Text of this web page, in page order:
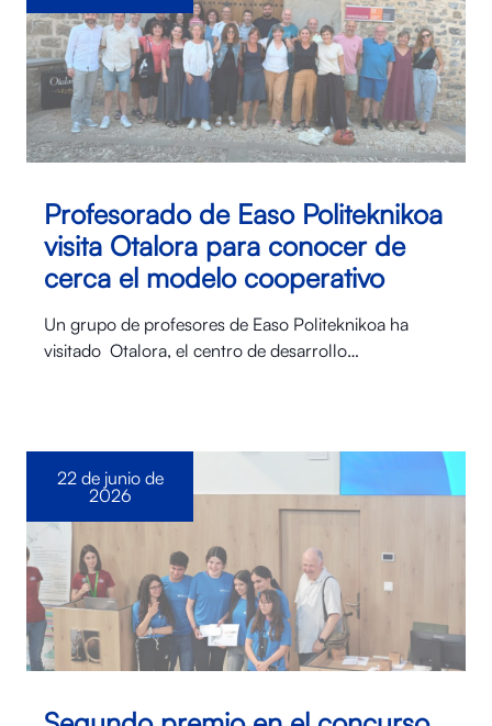
Profesorado de Easo Politeknikoa
visita Otalora para conocer de
cerca el modelo cooperativo
Un grupo de profesores de Easo Politeknikoa ha
visitado Otalora⁠, el centro de desarrollo…
22 de junio de
2026